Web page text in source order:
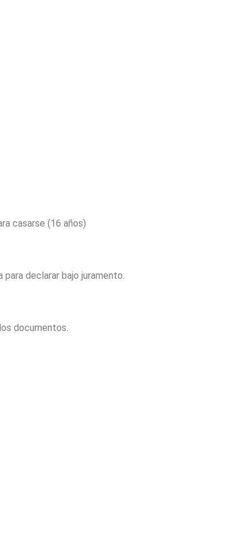
casarse (16 años)
declarar bajo juramento.
documentos.